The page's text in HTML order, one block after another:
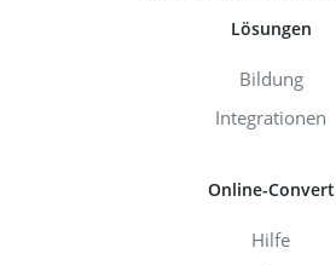
Lösungen
Bildung
Integrationen
Online-Convert
Hilfe